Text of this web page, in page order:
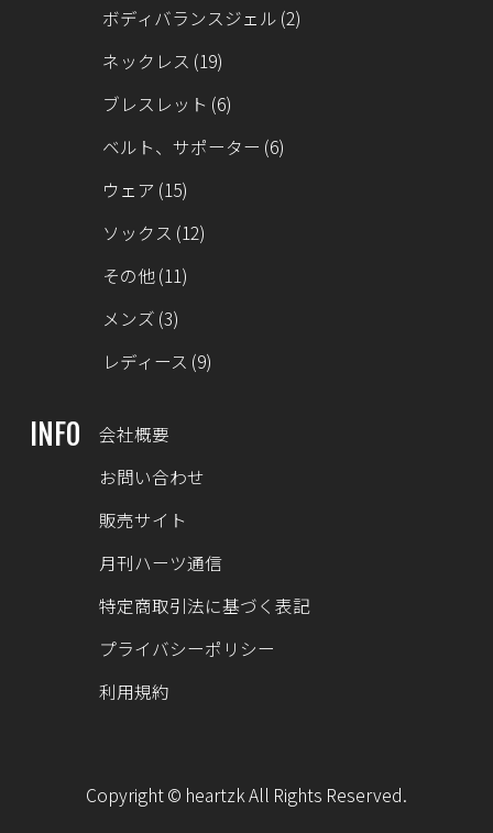
ボディバランスジェル (2)
ネックレス (19)
ブレスレット (6)
ベルト、サポーター (6)
ウェア (15)
ソックス (12)
その他(11)
メンズ (3)
レディース (9)
INFO
会社概要
お問い合わせ
販売サイト
月刊ハーツ通信
特定商取引法に基づく表記
プライバシーポリシー
利用規約
Copyright © heartzk All Rights Reserved.